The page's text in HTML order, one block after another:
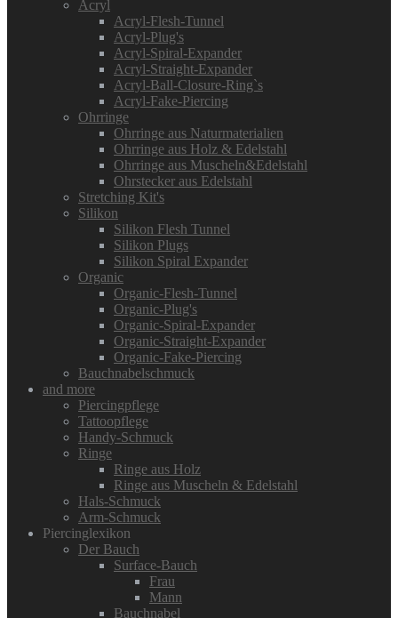
Acryl
Acryl-Flesh-Tunnel
Acryl-Plug's
Acryl-Spiral-Expander
Acryl-Straight-Expander
Acryl-Ball-Closure-Ring`s
Acryl-Fake-Piercing
Ohrringe
Ohrringe aus Naturmaterialien
Ohrringe aus Holz & Edelstahl
Ohrringe aus Muscheln&Edelstahl
Ohrstecker aus Edelstahl
Stretching Kit's
Silikon
Silikon Flesh Tunnel
Silikon Plugs
Silikon Spiral Expander
Organic
Organic-Flesh-Tunnel
Organic-Plug's
Organic-Spiral-Expander
Organic-Straight-Expander
Organic-Fake-Piercing
Bauchnabelschmuck
and more
Piercingpflege
Tattoopflege
Handy-Schmuck
Ringe
Ringe aus Holz
Ringe aus Muscheln & Edelstahl
Hals-Schmuck
Arm-Schmuck
Piercinglexikon
Der Bauch
Surface-Bauch
Frau
Mann
Bauchnabel